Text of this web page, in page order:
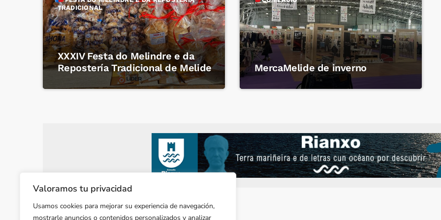
Valoramos tu privacidad
Usamos cookies para mejorar su experiencia de navegación,
mostrarle anuncios o contenidos personalizados y analizar
TRADICIONAL
XXXIV Festa do Melindre e da
Repostería Tradicional de Melide
MercaMelide de inverno